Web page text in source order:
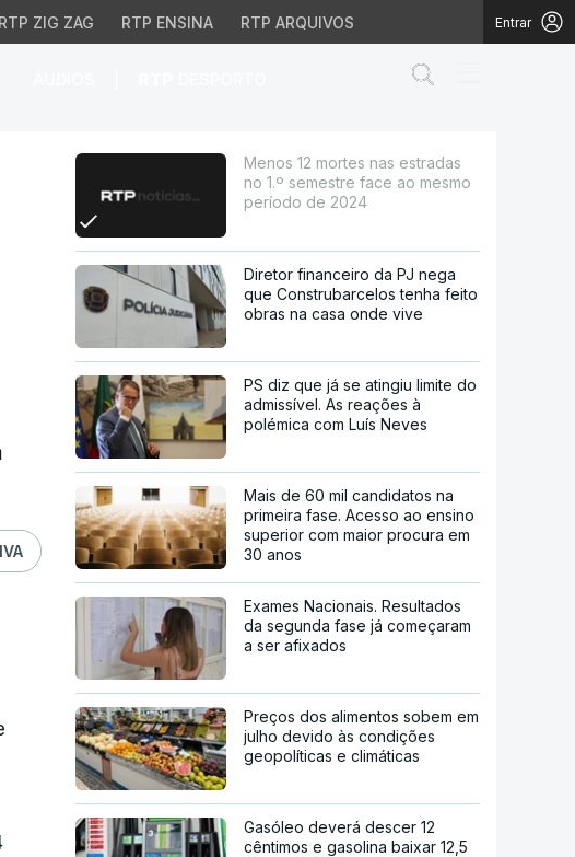
RTP ZIG ZAG RTP ENSINA RTP ARQUIVOS Entrar
face ao mesmo
Menos 12 mortes nas estradas
no 1.º semestre face ao mesmo
período de 2024
Diretor financeiro da PJ nega
que Construbarcelos tenha feito
obras na casa onde vive
PS diz que já se atingiu limite do
admissível. As reações à
polémica com Luís Neves
Mais de 60 mil candidatos na
primeira fase. Acesso ao ensino
superior com maior procura em
30 anos
Exames Nacionais. Resultados
da segunda fase já começaram
a ser afixados
Preços dos alimentos sobem em
julho devido às condições
geopolíticas e climáticas
Gasóleo deverá descer 12
cêntimos e gasolina baixar 12,5